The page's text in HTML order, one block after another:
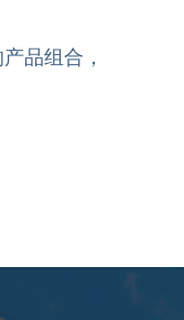
品组合，